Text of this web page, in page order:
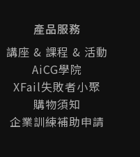
產品服務
講座 & 課程 & 活動
AiCG學院
XFail失敗者小聚
購物須知
企業訓練補助申請